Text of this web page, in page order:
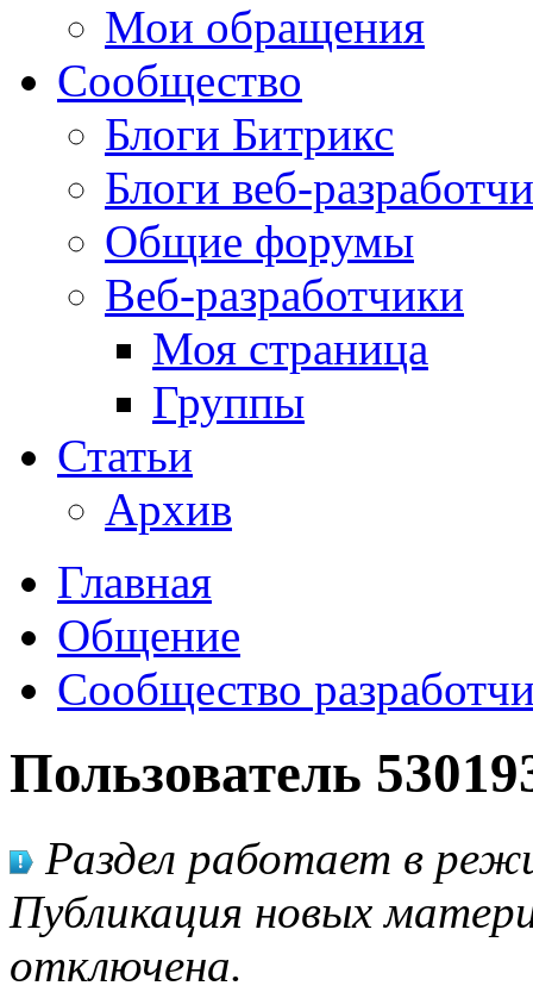
Мои обращения
Сообщество
Блоги Битрикс
Блоги веб-
Общие форумы
Веб-разработчики
Моя страница
Группы
Статьи
Архив
Главная
Общение
Сообщество
Пользователь
Раздел работает в
Публикация новых
отключена.